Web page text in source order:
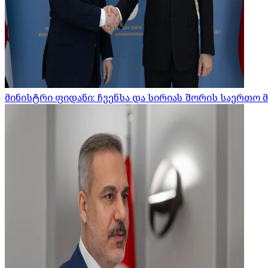
მინისტრი ფიდანი: ჩვენსა და სირიას შორის საერთო